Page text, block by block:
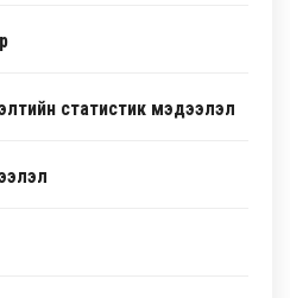
статистик мэдээлэл